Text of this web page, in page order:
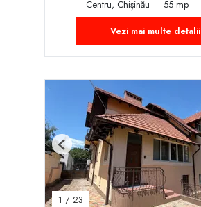
Centru, Chișinău
55 mp
Vezi mai multe detalii
1 / 23
Previous